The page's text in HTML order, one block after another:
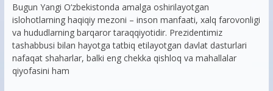
Bugun Yangi O‘zbekistonda amalga oshirilayotgan
islohotlarning haqiqiy mezoni – inson manfaati, xalq farovonligi
va hududlarning barqaror taraqqiyotidir. Prezidentimiz
tashabbusi bilan hayotga tatbiq etilayotgan davlat dasturlari
nafaqat shaharlar, balki eng chekka qishloq va mahallalar
qiyofasini ham